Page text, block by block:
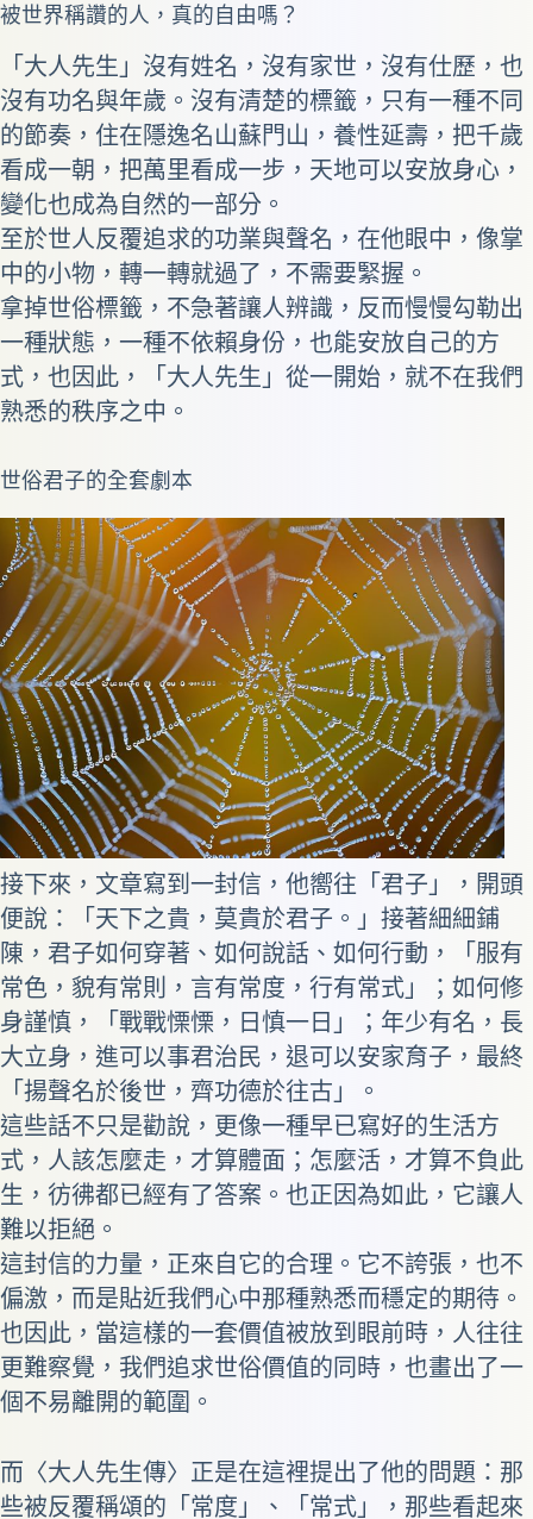
被世界稱讚的人，真的自由嗎？
「大人先生」沒有姓名，沒有家世，沒有仕歷，也
沒有功名與年歲。沒有清楚的標籤，只有一種不同
的節奏，住在隱逸名山蘇門山，養性延壽，把千歲
看成一朝，把萬里看成一步，天地可以安放身心，
變化也成為自然的一部分。
至於世人反覆追求的功業與聲名，在他眼中，像掌
中的小物，轉一轉就過了，不需要緊握。
拿掉世俗標籤，不急著讓人辨識，反而慢慢勾勒出
一種狀態，一種不依賴身份，也能安放自己的方
式，也因此，「大人先生」從一開始，就不在我們
熟悉的秩序之中。
世俗君子的全套劇本
接下來，文章寫到一封信，他嚮往「君子」，開頭
便說：「天下之貴，莫貴於君子。」接著細細鋪
陳，君子如何穿著、如何說話、如何行動，「服有
常色，貌有常則，言有常度，行有常式」；如何修
身謹慎，「戰戰慄慄，日慎一日」；年少有名，長
大立身，進可以事君治民，退可以安家育子，最終
「揚聲名於後世，齊功德於往古」。
這些話不只是勸說，更像一種早已寫好的生活方
式，人該怎麼走，才算體面；怎麼活，才算不負此
生，彷彿都已經有了答案。也正因為如此，它讓人
難以拒絕。
這封信的力量，正來自它的合理。它不誇張，也不
偏激，而是貼近我們心中那種熟悉而穩定的期待。
也因此，當這樣的一套價值被放到眼前時，人往往
更難察覺，我們追求世俗價值的同時，也畫出了一
個不易離開的範圍。
而〈大人先生傳〉正是在這裡提出了他的問題：那
些被反覆稱頌的「常度」、「常式」，那些看起來